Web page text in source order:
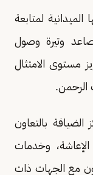
الميدانية لمتابعة
وتيرة وصول
مستوى الامتثال
الرحمن.
بالتعاون
وخدمات
مع الجهات ذات